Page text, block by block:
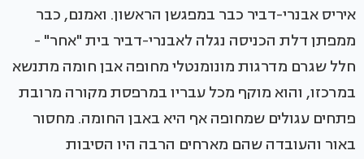
איריס אבנרי-דביר כבר במפגשן הראשון. ואמנם, כבר
ממפתן דלת הכניסה נגלה לאבנרי-דביר בית "אחר" -
חלל שגרם מדרגות מונומנטלי מחופה אבן חומה מתנשא
במרכזו, והוא מוקף מכל עבריו במרפסת מקורה מרובת
פתחים עגולים שמחופה אף היא באבן החומה. מחסור
באור והעובדה שהם מארחים הרבה היו הסיבות